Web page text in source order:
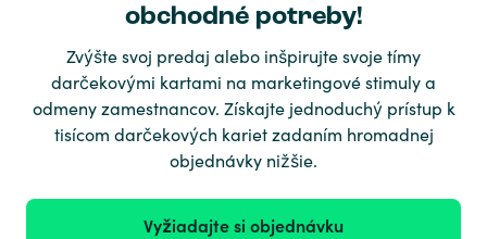
obchodné potreby!
Zvýšte svoj predaj alebo inšpirujte svoje tímy
darčekovými kartami na marketingové stimuly a
odmeny zamestnancov. Získajte jednoduchý prístup k
tisícom darčekových kariet zadaním hromadnej
objednávky nižšie.
Vyžiadajte si objednávku